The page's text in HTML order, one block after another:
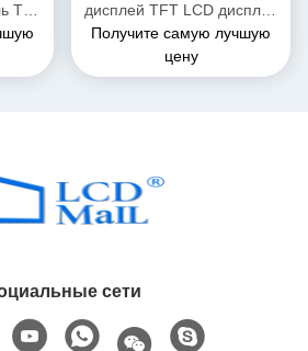
TFT
дисплей TFT LCD дисплей
Дисплей 800*480
разрешение
Получите самую лучшую
цену
сети